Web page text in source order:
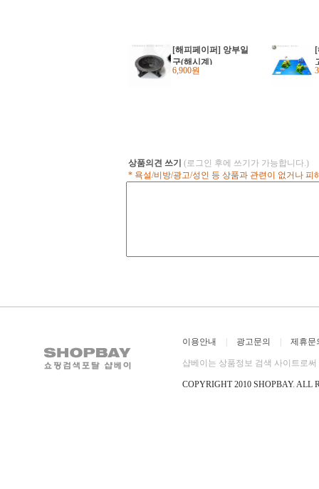
[해피페이퍼] 앙부일
구(해시계)
6,900원
상품의견 쓰기 (로그인 후에 쓰기가 가능합니다.)
* 욕설/비방/광고/성인 등 상품과 관련이 없거나
이용안내 광고문의 제휴문
샵베이는 상품정보 검색 사이트로
COPYRIGHT 2010 SHOPBAY. ALL